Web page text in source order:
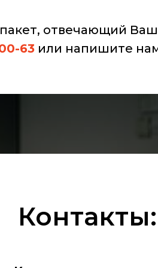
отвечающий
63или напишите нам
Контакты: